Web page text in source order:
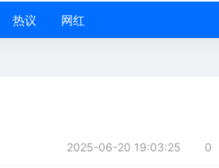
热议 网红
2025-06-20 19:03:25 0